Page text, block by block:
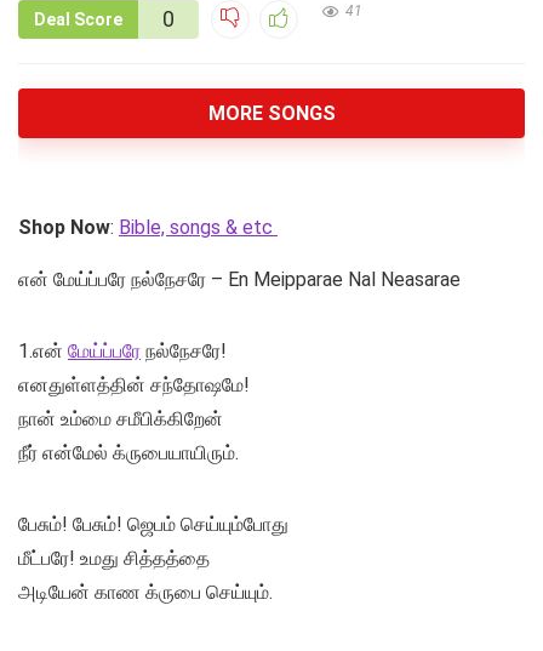
Deal Score 0 41
MORE SONGS
Shop Now: Bible, songs & etc
என் மேய்ப்பரே நல்நேசரே – En Meipparae Nal Neasarae
1.என் மேய்ப்பரே நல்நேசரே!
எனதுள்ளத்தின் சந்தோஷமே!
நான் உம்மை சமீபிக்கிறேன்
நீர் என்மேல் க்ருபையாயிரும்.
பேசும்! பேசும்! ஜெபம் செய்யும்போது
மீட்பரே! உமது சித்தத்தை
அடியேன் காண க்ருபை செய்யும்.